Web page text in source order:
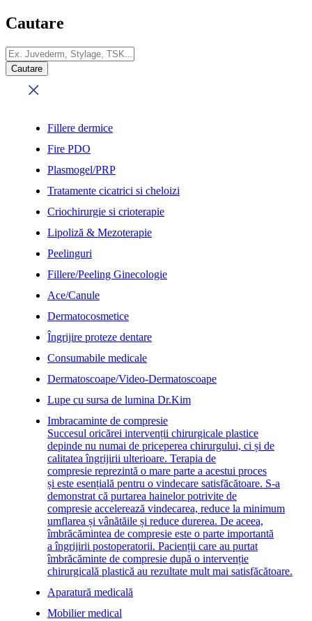
Cautare
Fillere dermice
Fire PDO
Plasmogel/PRP
Tratamente cicatrici si cheloizi
Criochirurgie si crioterapie
Lipoliză & Mezoterapie
Peelinguri
Fillere/Peeling Ginecologie
Ace/Canule
Dermatocosmetice
Îngrijire proteze dentare
Consumabile medicale
Dermatoscoape/Video-Dermatoscoape
Lupe cu sursa de lumina Dr.Kim
Imbracaminte de compresie
Succesul oricărei intervenții chirurgicale plastice
depinde nu numai de priceperea chirurgului, ci și de
calitatea îngrijirii ulterioare. Terapia de
compresie reprezintă o mare parte a acestui proces
și este esențială pentru o vindecare satisfăcătoare. S-a
demonstrat că purtarea hainelor potrivite de
compresie accelerează vindecarea, reduce la minimum
umflarea și vânătăile și reduce durerea. De aceea,
îmbrăcămintea de compresie este o parte importantă
a îngrijirii postoperatorii. Pacienții care au purtat
îmbrăcăminte de compresie după o intervenție
chirurgicală plastică au rezultate mult mai satisfăcătoare.
Aparatură medicală
Mobilier medical